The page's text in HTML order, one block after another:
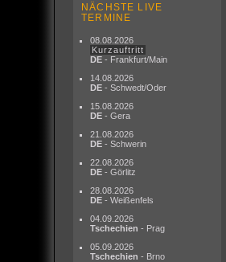
NÄCHSTE LIVE
TERMINE
08.08.2026
Kurzauftritt
DE - Frankfurt/Main
14.08.2026
DE - Schwedt/Oder
15.08.2026
DE - Gera
21.08.2026
DE - Schwerin
22.08.2026
DE - Görlitz
28.08.2026
DE - Weißenfels
04.09.2026
Tschechien - Prag
05.09.2026
Tschechien - Brno